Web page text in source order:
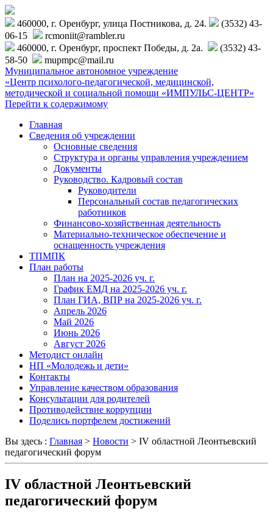
460000, г. Оренбург, улица Постникова, д. 24.
(3532) 43-
06-15
rcmoniit@rambler.ru
460000, г. Оренбург, проспект Победы, д. 2а.
(3532) 43-
58-50
mupmpc@mail.ru
Муниципальное автономное учреждение
«Центр психолого-педагогической, медицинской,
методической и социальной помощи «ИМПУЛЬС-ЦЕНТР»
Перейти к содержимому
Главная
Сведения об учреждении
Основные сведения
Структура и органы управления учреждением
Документы
Руководство. Кадровый состав
Руководители
Персональный состав педагогических
работников
Финансово-хозяйственная деятельность
Материально-техническое обеспечение и
оснащенность учреждения
ТПМПК
План работы
План на 2025-2026 уч. г.
График ЕМД на 2025-2026 уч. г.
План ГИА, ВПР на 2025-2026 уч. г.
Апрель 2026
Май 2026
Июнь 2026
Август 2026
Методист онлайн
НП «Молодежь и дети»
Контакты
Управление качеством образования
Консультации для родителей
Противодействие коррупции
Поделись портфелем достижений
Вы здесь : Главная > Новости > IV областной Леонтьевский
педагогический форум
IV областной Леонтьевский
педагогический форум